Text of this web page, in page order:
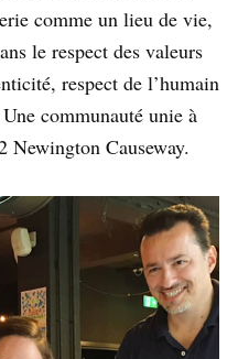
comme un lieu de vie,
le respect des valeurs
respect de l’humain
communauté unie à
Newington Causeway.